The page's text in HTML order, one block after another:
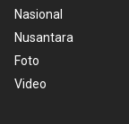
Nasional
Nusantara
Foto
Video